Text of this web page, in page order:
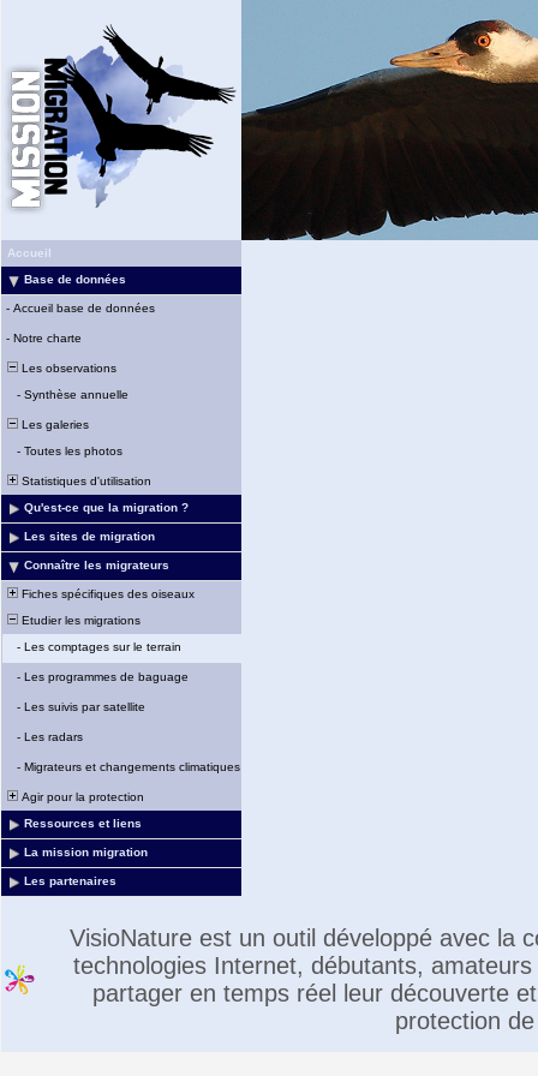
Accueil
Base de données
- Accueil base de données
- Notre charte
Les observations
- Synthèse annuelle
Les galeries
- Toutes les photos
Statistiques d'utilisation
Qu'est-ce que la migration ?
Les sites de migration
Connaître les migrateurs
Fiches spécifiques des oiseaux
Etudier les migrations
- Les comptages sur le terrain
- Les programmes de baguage
- Les suivis par satellite
- Les radars
- Migrateurs et changements climatiques
Agir pour la protection
Ressources et liens
La mission migration
Les partenaires
VisioNature est un outil développé avec la
technologies Internet, débutants,
partager en temps réel leur découverte
protection